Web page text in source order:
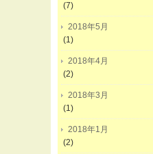
(7)
2018年5月
(1)
2018年4月
(2)
2018年3月
(1)
2018年1月
(2)